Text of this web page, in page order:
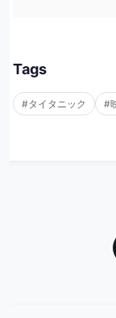
Tags
#タイタニック #